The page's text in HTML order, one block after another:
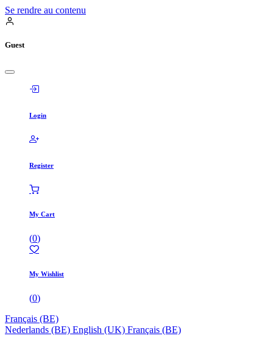
Se rendre au contenu
Guest
Login
Register
My Cart
(0)
My Wishlist
(0)
Français (BE)
Nederlands (BE) English (UK) Français (BE)